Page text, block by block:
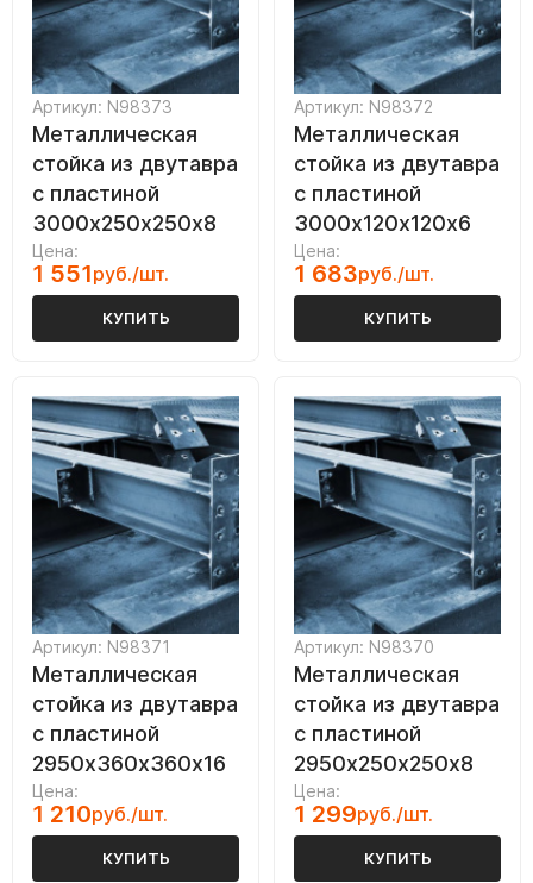
Артикул: N98373
Металлическая
стойка из двутавра
с пластиной
3000х250х250х8
Цена:
1 551руб./шт.
КУПИТЬ
Артикул: N98372
Металлическая
стойка из двутавра
с пластиной
3000х120х120х6
Цена:
1 683руб./шт.
КУПИТЬ
Артикул: N98371
Металлическая
стойка из двутавра
с пластиной
2950х360х360х16
Цена:
1 210руб./шт.
КУПИТЬ
Артикул: N98370
Металлическая
стойка из двутавра
с пластиной
2950х250х250х8
Цена:
1 299руб./шт.
КУПИТЬ